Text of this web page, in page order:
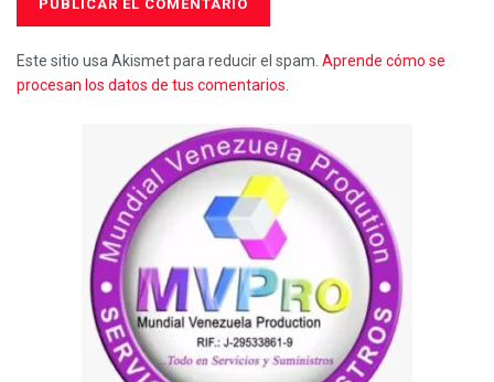
Este sitio usa Akismet para reducir el spam. Aprende cómo se
procesan los datos de tus comentarios.